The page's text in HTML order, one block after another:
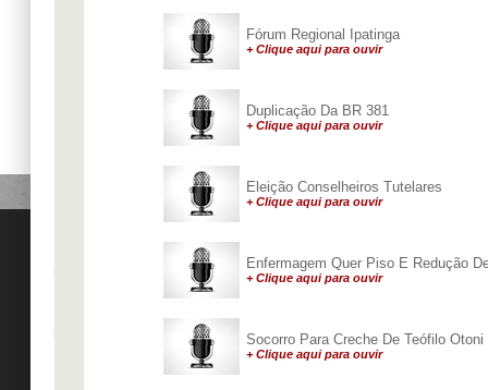
Fórum Regional Ipatinga
+ Clique aqui para ouvir
Duplicação Da BR 381
+ Clique aqui para ouvir
Eleição Conselheiros Tutelares
+ Clique aqui para ouvir
Enfermagem Quer Piso E Redução
+ Clique aqui para ouvir
Socorro Para Creche De Teófilo Otoni
+ Clique aqui para ouvir